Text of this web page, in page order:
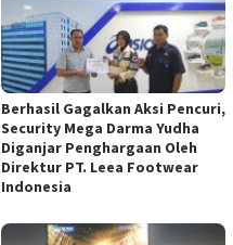
Berhasil Gagalkan Aksi Pencuri,
Security Mega Darma Yudha
Diganjar Penghargaan Oleh
Direktur PT. Leea Footwear
Indonesia